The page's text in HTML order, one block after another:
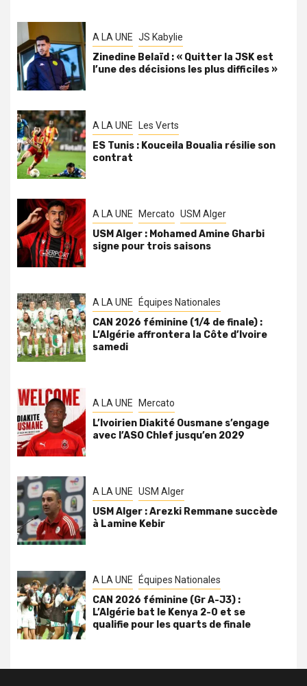
A LA UNE JS Kabylie
Zinedine Belaïd : « Quitter la JSK est
l’une des décisions les plus difficiles »
A LA UNE Les Verts
ES Tunis : Kouceila Boualia résilie son
contrat
A LA UNE Mercato USM Alger
USM Alger : Mohamed Amine Gharbi
signe pour trois saisons
A LA UNE Équipes Nationales
CAN 2026 féminine (1/4 de finale) :
L’Algérie affrontera la Côte d’Ivoire
samedi
A LA UNE Mercato
L’Ivoirien Diakité Ousmane s’engage
avec l’ASO Chlef jusqu’en 2029
A LA UNE USM Alger
USM Alger : Arezki Remmane succède
à Lamine Kebir
A LA UNE Équipes Nationales
CAN 2026 féminine (Gr A-J3) :
L’Algérie bat le Kenya 2-0 et se
qualifie pour les quarts de finale